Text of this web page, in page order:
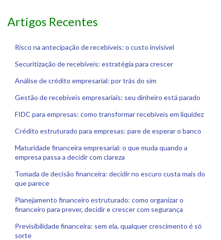
Artigos Recentes
Risco na antecipação de recebíveis: o custo invisível
Securitização de recebíveis: estratégia para crescer
Análise de crédito empresarial: por trás do sim
Gestão de recebíveis empresariais: seu dinheiro está parado
FIDC para empresas: como transformar recebíveis em liquidez
Crédito estruturado para empresas: pare de esperar o banco
Maturidade financeira empresarial: o que muda quando a
empresa passa a decidir com clareza
Tomada de decisão financeira: decidir no escuro custa mais do
que parece
Planejamento financeiro estruturado: como organizar o
financeiro para prever, decidir e crescer com segurança
Previsibilidade financeira: sem ela, qualquer crescimento é só
sorte